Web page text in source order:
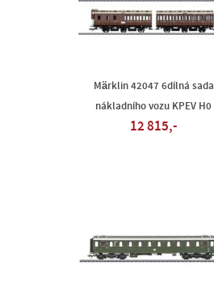
Märklin 42047 6dílná sada
nákladního vozu KPEV H0
12 815,-